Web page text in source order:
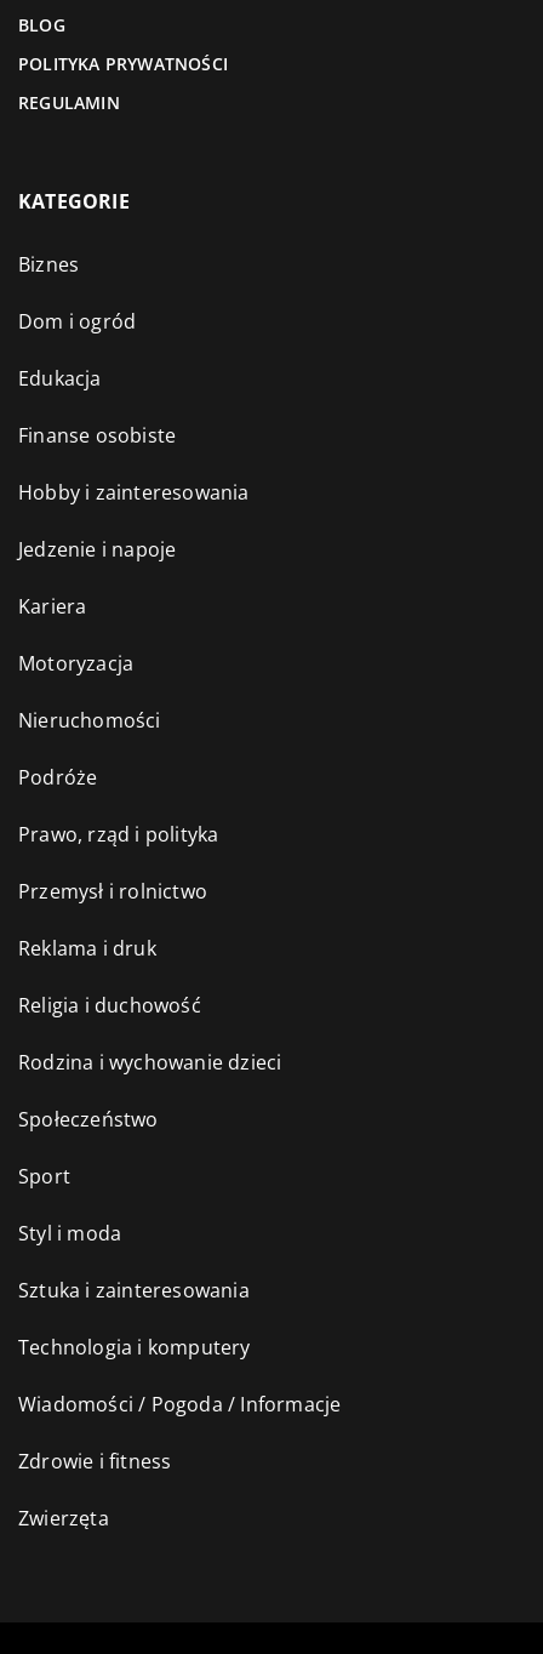
BLOG
POLITYKA PRYWATNOŚCI
REGULAMIN
KATEGORIE
Biznes
Dom i ogród
Edukacja
Finanse osobiste
Hobby i zainteresowania
Jedzenie i napoje
Kariera
Motoryzacja
Nieruchomości
Podróże
Prawo, rząd i polityka
Przemysł i rolnictwo
Reklama i druk
Religia i duchowość
Rodzina i wychowanie dzieci
Społeczeństwo
Sport
Styl i moda
Sztuka i zainteresowania
Technologia i komputery
Wiadomości / Pogoda / Informacje
Zdrowie i fitness
Zwierzęta